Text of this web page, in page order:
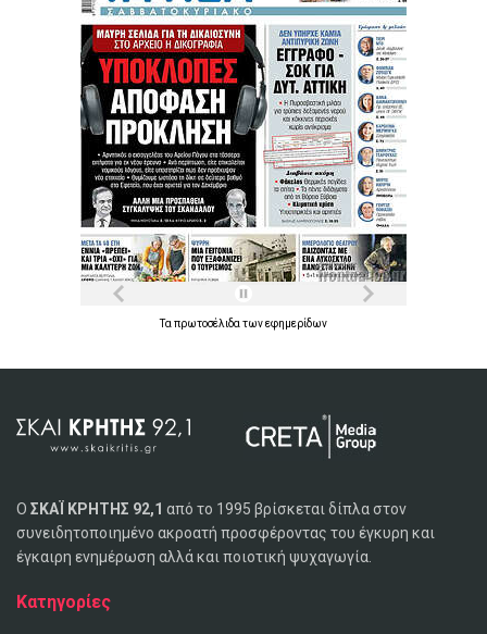
Τα πρωτοσέλιδα τωνεφημερίδων
Ο ΣΚΑΪ ΚΡΗΤΗΣ 92,1 από το 1995 βρίσκεται δίπλα στον
συνειδητοποιημένο ακροατή προσφέροντας του έγκυρη και
έγκαιρη ενημέρωση αλλά και ποιοτική ψυχαγωγία.
Κατηγορίες